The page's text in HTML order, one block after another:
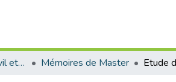
Département Génie civil et Architecture Mémoires de Master